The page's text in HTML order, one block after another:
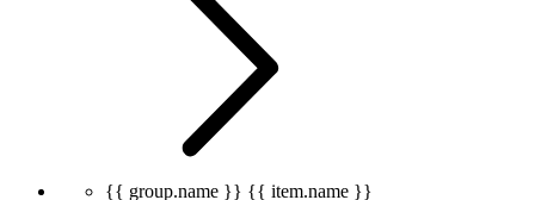
{{ group.name }} {{ item.name }}